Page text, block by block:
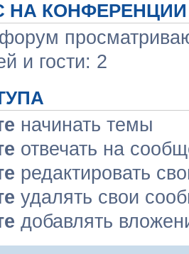
НА КОНФЕРЕНЦИИ
и гости: 2
начинать темы
отвечать на
редактировать
удалять свои
добавлять